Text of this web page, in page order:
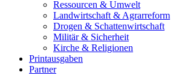
Ressourcen & Umwelt
Landwirtschaft & Agrarreform
Drogen & Schattenwirtschaft
Militär & Sicherheit
Kirche & Religionen
Printausgaben
Partner